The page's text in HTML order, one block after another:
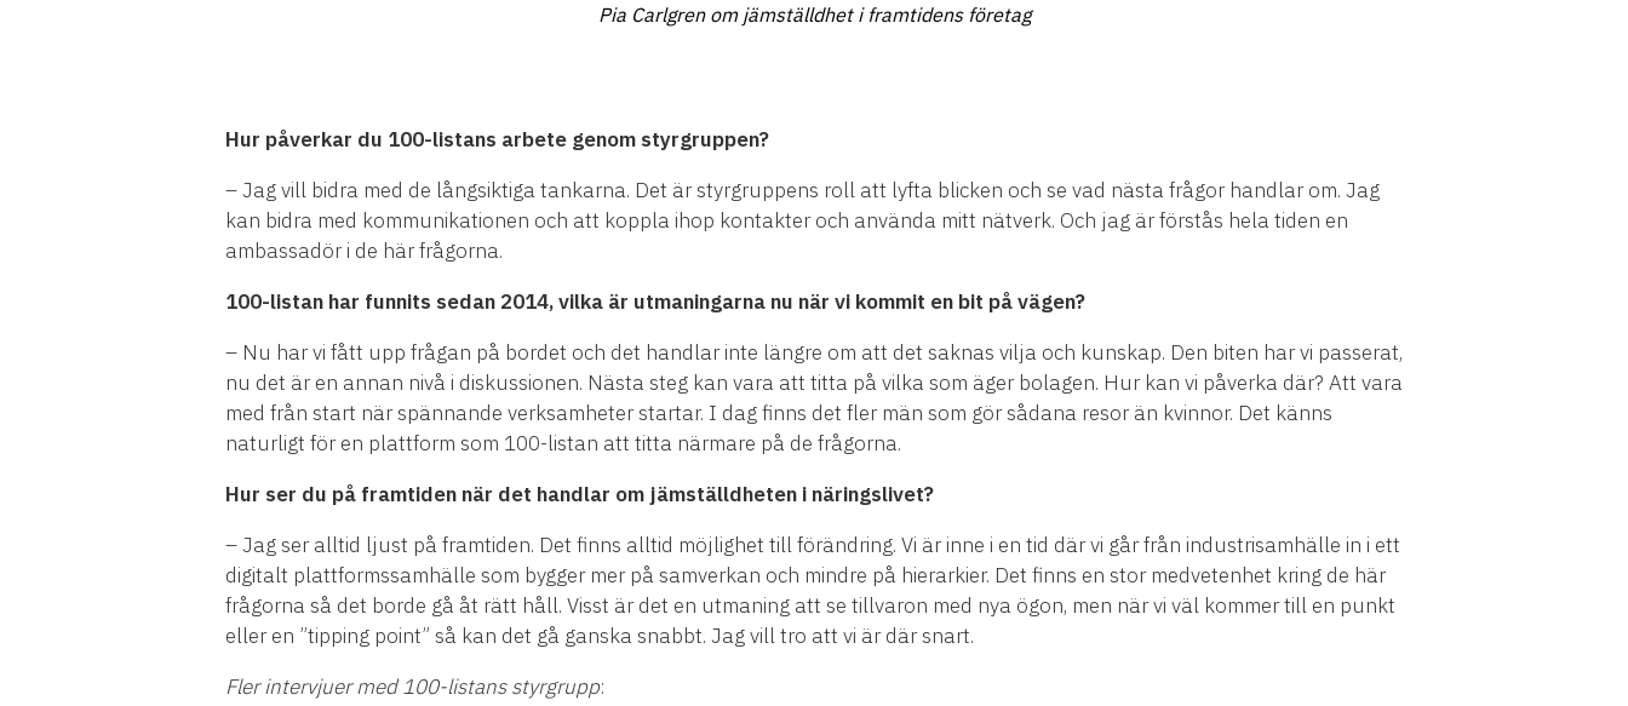
Pia Carlgren om jämställdhet i framtidens företag
Hur påverkar du 100-listans arbete genom styrgruppen?
– Jag vill bidra med de långsiktiga tankarna. Det är styrgruppens roll att lyfta blicken och se vad nästa frågor handlar om. Jag
kan bidra med kommunikationen och att koppla ihop kontakter och använda mitt nätverk. Och jag är förstås hela tiden en
ambassadör i de här frågorna.
100-listan har funnits sedan 2014, vilka är utmaningarna nu när vi kommit en bit på vägen?
– Nu har vi fått upp frågan på bordet och det handlar inte längre om att det saknas vilja och kunskap. Den biten har vi passerat,
nu det är en annan nivå i diskussionen. Nästa steg kan vara att titta på vilka som äger bolagen. Hur kan vi påverka där? Att vara
med från start när spännande verksamheter startar. I dag finns det fler män som gör sådana resor än kvinnor. Det känns
naturligt för en plattform som 100-listan att titta närmare på de frågorna.
Hur ser du på framtiden när det handlar om jämställdheten i näringslivet?
– Jag ser alltid ljust på framtiden. Det finns alltid möjlighet till förändring. Vi är inne i en tid där vi går från industrisamhälle in i ett
digitalt plattformssamhälle som bygger mer på samverkan och mindre på hierarkier. Det finns en stor medvetenhet kring de här
frågorna så det borde gå åt rätt håll. Visst är det en utmaning att se tillvaron med nya ögon, men när vi väl kommer till en punkt
eller en ”tipping point” så kan det gå ganska snabbt. Jag vill tro att vi är där snart.
Fler intervjuer med 100-listans styrgrupp: